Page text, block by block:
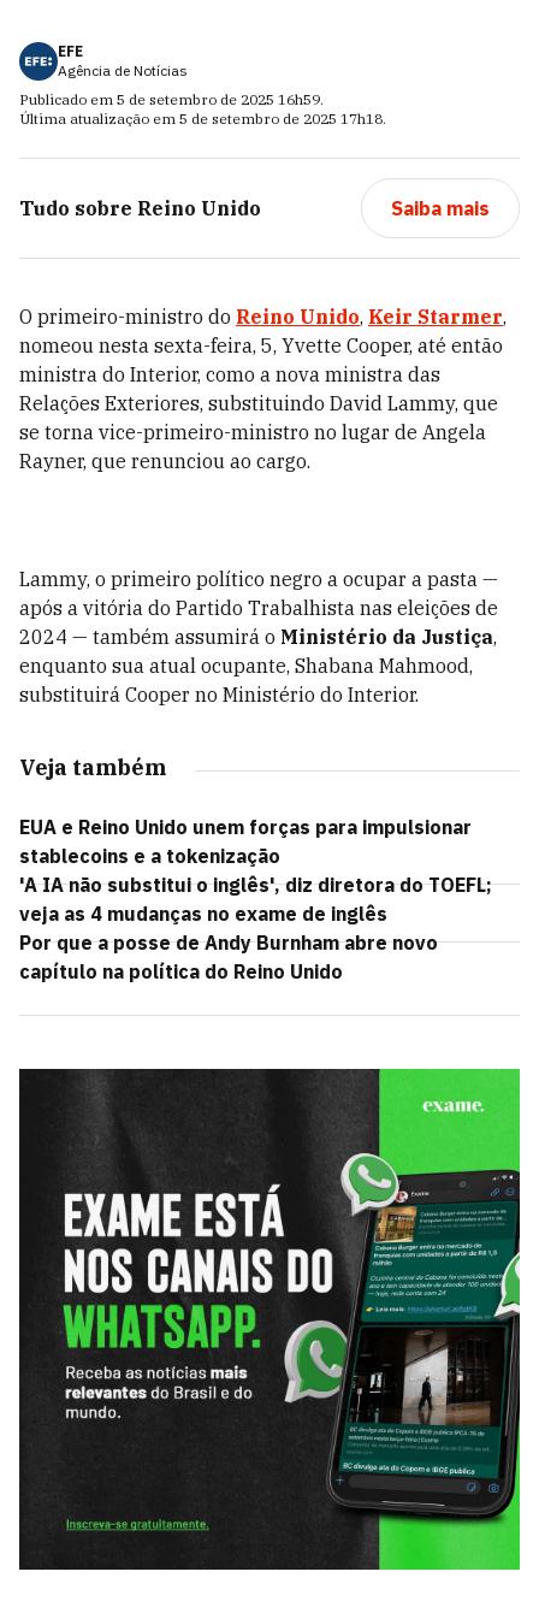
EFE
Agência de Notícias
Publicado em 5 de setembro de 2025 16h59.
Última atualização em 5 de setembro de 2025 17h18.
Tudo sobre Reino Unido Saiba mais
O primeiro-ministro do Reino Unido, Keir Starmer,
nomeou nesta sexta-feira, 5, Yvette Cooper, até então
ministra do Interior, como a nova ministra das
Relações Exteriores, substituindo David Lammy, que
se torna vice-primeiro-ministro no lugar de Angela
Rayner, que renunciou ao cargo.
Lammy, o primeiro político negro a ocupar a pasta —
após a vitória do Partido Trabalhista nas eleições de
2024 — também assumirá o Ministério da Justiça,
enquanto sua atual ocupante, Shabana Mahmood,
substituirá Cooper no Ministério do Interior.
Veja também
EUA e Reino Unido unem forças para impulsionar
stablecoins e a tokenização
'A IA não substitui o inglês', diz diretora do TOEFL;
veja as 4 mudanças no exame de inglês
Por que a posse de Andy Burnham abre novo
capítulo na política do Reino Unido